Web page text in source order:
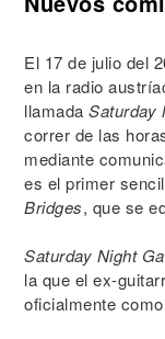
El 17 de julio del
en la radio
llamada Saturday
correr de las
mediante
es el primer
Bridges, que se
Saturday Night
la que el ex-
oficialmente